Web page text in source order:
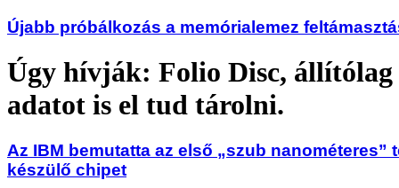
Újabb próbálkozás a memórialemez
Úgy hívják: Folio Disc, állítólag
adatot is el tud tárolni.
Az IBM bemutatta az első „szub nanométeres”
készülő chipet